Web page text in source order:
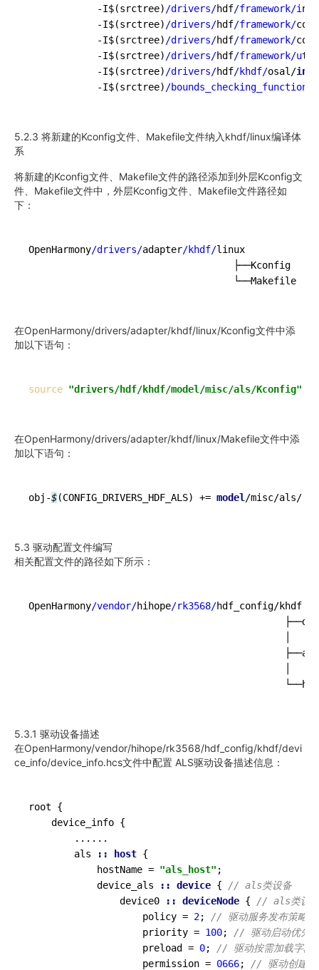
            -I$(srctree)
/drivers/hdf/framework/i
            -I$(srctree)
/drivers/hdf/framework/core
            -I$(srctree)
/drivers/hdf/framework/core
            -I$(srctree)
/drivers/hdf/framework/u
            -I$(srctree)
/drivers/hdf/khdf/osal/
            -I$(srctree)
/bounds_checking_function/i
5.2.3 将新建的Kconfig文件、Makefile文件纳入khdf/linux编译体
系
将新建的Kconfig文件、Makefile文件的路径添加到外层Kconfig文
件、Makefile文件中，外层Kconfig文件、Makefile文件路径如
下：
OpenHarmony/drivers/adapter/khdf/linux
                                    ├──Kconfig
                                    └──Makefile
在OpenHarmony/drivers/adapter/khdf/linux/Kconfig文件中添
加以下语句：
source "drivers/hdf/khdf/model/misc/als/Kconfig"
在OpenHarmony/drivers/adapter/khdf/linux/Makefile文件中添
加以下语句：
obj-$(CONFIG_DRIVERS_HDF_ALS) += model /misc/als/
5.3 驱动配置文件编写
相关配置文件的路径如下所示：
OpenHarmony/vendor/hihope/rk3568/hdf_config/khdf
                                             ├──als
5.3.1 驱动设备描述
在OpenHarmony/vendor/hihope/rk3568/hdf_config/khdf/devi
ce_info/device_info.hcs文件中配置 ALS驱动设备描述信息：
root {
    device_info {
... ...
        als
:: host {
            hostName =
"als_host" ;
            device_als
:: device { // als类设备
                device0
:: deviceNode { // als类设备
                    policy =
2; // 驱动服务发布策略
                    priority =
100; // 驱动启动优先
                    preload =
0; // 驱动按需加载字段
                    permission =
0666; // 驱动创建设